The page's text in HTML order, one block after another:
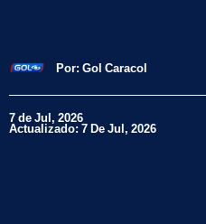
Por: Gol Caracol
7 de Jul, 2026
Actualizado: 7 De Jul, 2026